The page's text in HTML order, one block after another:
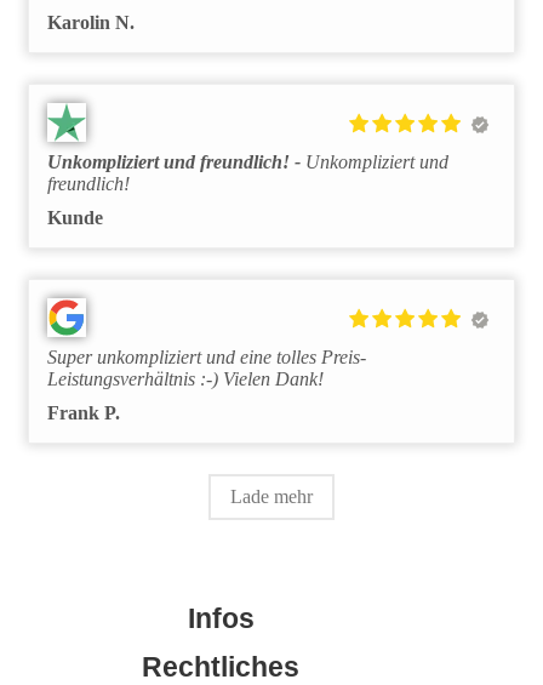
Karolin N.
Unkompliziert und freundlich!
Unkompliziert und
freundlich!
Kunde
Super unkompliziert und eine tolles Preis-
Leistungsverhältnis :-) Vielen Dank!
Frank P.
Lade mehr
Infos
Rechtliches